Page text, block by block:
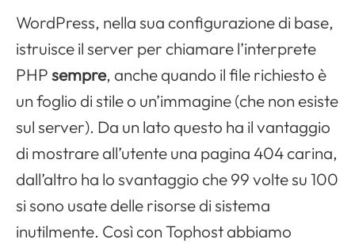
WordPress, nella sua configurazione di base,
istruisce il server per chiamare l’interprete
PHPsempre, anche quando il file richiesto è
un foglio di stile o un’immagine (che non esiste
sul server). Da un lato questo ha il vantaggio
di mostrare all’utente una pagina 404 carina,
dall’altro ha lo svantaggio che 99 volte su 100
si sono usate delle risorse di sistema
inutilmente. Così con Tophost abbiamo